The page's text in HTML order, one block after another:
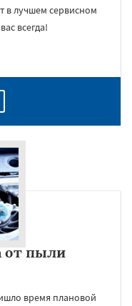
в лучшем сервисном
всегда!
от пыли
время плановой